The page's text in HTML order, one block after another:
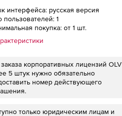
интерфейса: русская версия
пользователей: 1
покупка: от 1 шт.
корпоративных лицензий OLV
5 штук нужно обязательно
номер действующего
только юридическим лицам и